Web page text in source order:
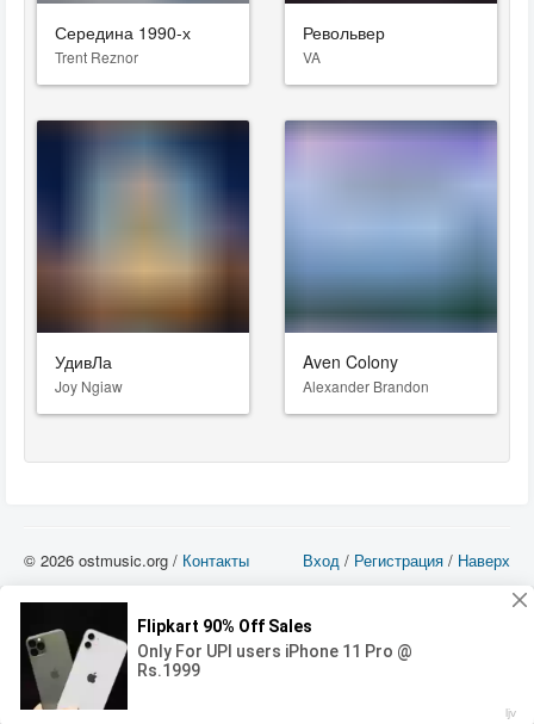
Середина 1990-х
Trent Reznor
Револьвер
VA
УдивЛа
Joy Ngiaw
Aven Colony
Alexander Brandon
Вход / Регистрация / Наверх
© 2026 ostmusic.org / Контакты
можете использовать такие материалы только в том в случае, если
использование производится с ознакомительными целями - для прочих целей
вы должны приобрести лицензионную запись.